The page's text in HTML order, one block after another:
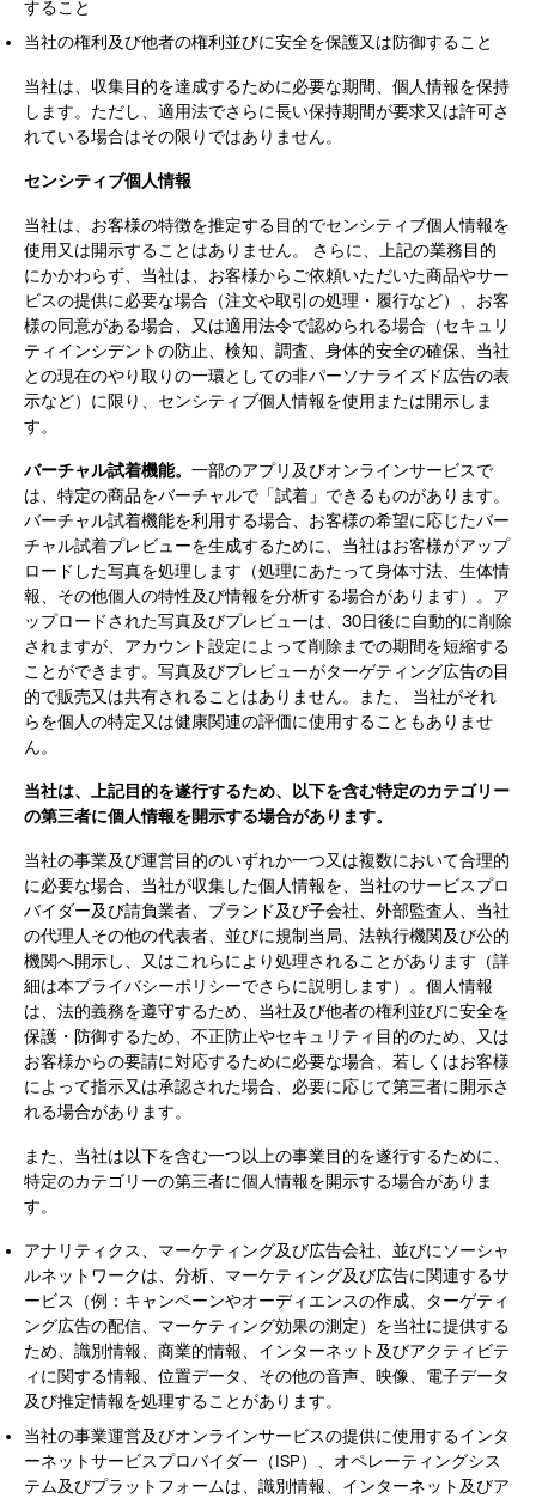
すること
当社の権利及び他者の権利並びに安全を保護又は防御すること
当社は、収集目的を達成するために必要な期間、個人情報を保持
します。ただし、適用法でさらに長い保持期間が要求又は許可さ
れている場合はその限りではありません。
センシティブ個人情報
当社は、お客様の特徴を推定する目的でセンシティブ個人情報を
使用又は開示することはありません。 さらに、上記の業務目的
にかかわらず、当社は、お客様からご依頼いただいた商品やサー
ビスの提供に必要な場合（注文や取引の処理・履行など）、お客
様の同意がある場合、又は適用法令で認められる場合（セキュリ
ティインシデントの防止、検知、調査、身体的安全の確保、当社
との現在のやり取りの一環としての非パーソナライズド広告の表
示など）に限り、センシティブ個人情報を使用または開示しま
す。
バーチャル試着機能。 一部のアプリ及びオンラインサービスで
は、特定の商品をバーチャルで「試着」できるものがあります。
バーチャル試着機能を利用する場合、お客様の希望に応じたバー
チャル試着プレビューを生成するために、当社はお客様がアップ
ロードした写真を処理します（処理にあたって身体寸法、生体情
報、その他個人の特性及び情報を分析する場合があります）。ア
ップロードされた写真及びプレビューは、30日後に自動的に削除
されますが、アカウント設定によって削除までの期間を短縮する
ことができます。写真及びプレビューがターゲティング広告の目
的で販売又は共有されることはありません。また、 当社がそれ
らを個人の特定又は健康関連の評価に使用することもありませ
ん。
当社は、上記目的を遂行するため、以下を含む特定のカテゴリー
の第三者に個人情報を開示する場合があります。
当社の事業及び運営目的のいずれか一つ又は複数において合理的
に必要な場合、当社が収集した個人情報を、当社のサービスプロ
バイダー及び請負業者、ブランド及び子会社、外部監査人、当社
の代理人その他の代表者、並びに規制当局、法執行機関及び公的
機関へ開示し、又はこれらにより処理されることがあります（詳
細は本プライバシーポリシーでさらに説明します）。個人情報
は、法的義務を遵守するため、当社及び他者の権利並びに安全を
保護・防御するため、不正防止やセキュリティ目的のため、又は
お客様からの要請に対応するために必要な場合、若しくはお客様
によって指示又は承認された場合、必要に応じて第三者に開示さ
れる場合があります。
また、当社は以下を含む一つ以上の事業目的を遂行するために、
特定のカテゴリーの第三者に個人情報を開示する場合がありま
す。
アナリティクス、マーケティング及び広告会社、並びにソーシャ
ルネットワークは、分析、マーケティング及び広告に関連するサ
ービス（例：キャンペーンやオーディエンスの作成、ターゲティ
ング広告の配信、マーケティング効果の測定）を当社に提供する
ため、識別情報、商業的情報、インターネット及びアクティビテ
ィに関する情報、位置データ、その他の音声、映像、電子データ
及び推定情報を処理することがあります。
当社の事業運営及びオンラインサービスの提供に使用するインタ
ーネットサービスプロバイダー（ISP）、オペレーティングシス
テム及びプラットフォームは、識別情報、インターネット及びア